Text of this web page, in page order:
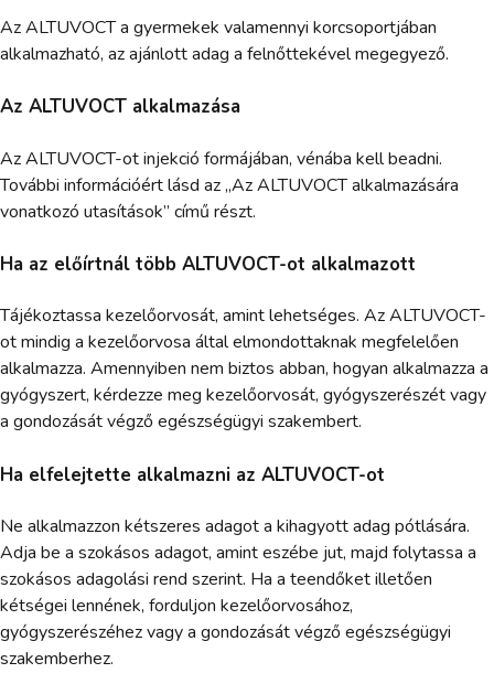
Az ALTUVOCT a gyermekek valamennyi korcsoportjában
alkalmazható, az ajánlott adag a felnőttekével megegyező.
Az ALTUVOCT alkalmazása
Az ALTUVOCT-ot injekció formájában, vénába kell beadni.
További információért lásd az „Az ALTUVOCT alkalmazására
vonatkozó utasítások” című részt.
Ha az előírtnál több ALTUVOCT-ot alkalmazott
Tájékoztassa kezelőorvosát, amint lehetséges. Az ALTUVOCT-
ot mindig a kezelőorvosa által elmondottaknak megfelelően
alkalmazza. Amennyiben nem biztos abban, hogyan alkalmazza a
gyógyszert, kérdezze meg kezelőorvosát, gyógyszerészét vagy
a gondozását végző egészségügyi szakembert.
Ha elfelejtette alkalmazni az ALTUVOCT-ot
Ne alkalmazzon kétszeres adagot a kihagyott adag pótlására.
Adja be a szokásos adagot, amint eszébe jut, majd folytassa a
szokásos adagolási rend szerint. Ha a teendőket illetően
kétségei lennének, forduljon kezelőorvosához,
gyógyszerészéhez vagy a gondozását végző egészségügyi
szakemberhez.